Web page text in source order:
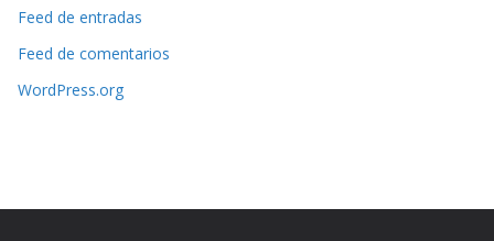
s
Feed de entradas
Feed de comentarios
WordPress.org